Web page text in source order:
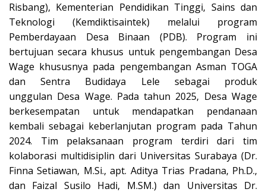
Risbang), Kementerian Pendidikan Tinggi, Sains dan
Teknologi (Kemdiktisaintek) melalui program
Pemberdayaan Desa Binaan (PDB). Program ini
bertujuan secara khusus untuk pengembangan Desa
Wage khususnya pada pengembangan Asman TOGA
dan Sentra Budidaya Lele sebagai produk
unggulan Desa Wage. Pada tahun 2025, Desa Wage
berkesempatan untuk mendapatkan pendanaan
kembali sebagai keberlanjutan program pada Tahun
2024. Tim pelaksanaan program terdiri dari tim
kolaborasi multidisiplin dari Universitas Surabaya (Dr.
Finna Setiawan, M.Si., apt. Aditya Trias Pradana, Ph.D.,
dan Faizal Susilo Hadi, M.SM.) dan Universitas Dr.